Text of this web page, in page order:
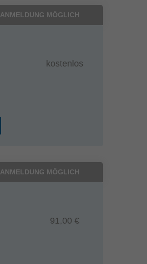
ANMELDUNG MÖGLICH
kostenlos
ANMELDUNG MÖGLICH
91,00 €